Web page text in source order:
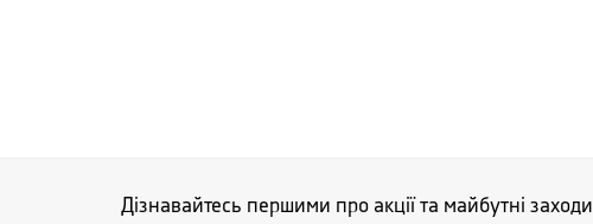
Дізнавайтесь першими про акції та майбутні заходи